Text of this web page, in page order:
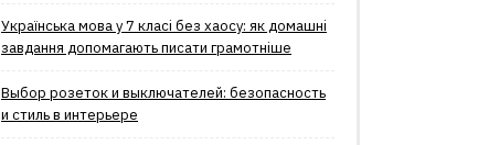
Українська мова у 7 класі без хаосу: як домашні
завдання допомагають писати грамотніше
Выбор розеток и выключателей: безопасность
и стиль в интерьере